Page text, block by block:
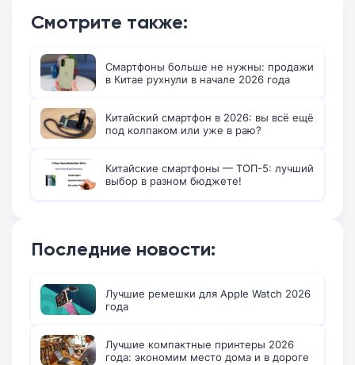
Смотрите также:
Смартфоны больше не нужны: продажи
в Китае рухнули в начале 2026 года
Китайский смартфон в 2026: вы всё ещё
под колпаком или уже в раю?
Китайские смартфоны — ТОП-5: лучший
выбор в разном бюджете!
Последние новости:
Лучшие ремешки для Apple Watch 2026
года
Лучшие компактные принтеры 2026
года: экономим место дома и в дороге